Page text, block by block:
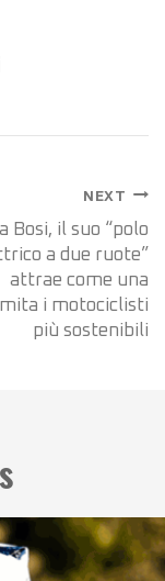
NEXT
Bosi, il suo “polo
a due ruote”
attrae come una
i motociclisti
più sostenibili